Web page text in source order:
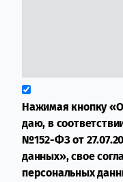
Нажимая кнопку
даю, в
№152-ФЗ от
данных», свое
персональных